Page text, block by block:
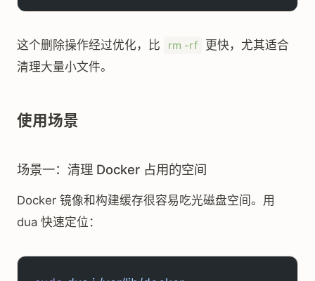
这个删除操作经过优化，比 rm -rf
更快，尤其适合
清理大量小文件。
使用场景
场景一：清理 Docker 占用的空间
Docker 镜像和构建缓存很容易吃光磁盘空间。用
dua 快速定位：